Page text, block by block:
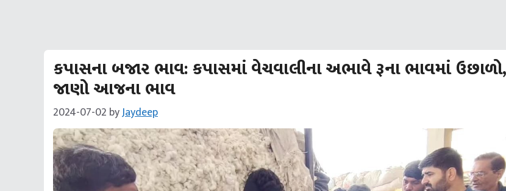
કપાસના બજાર ભાવ: કપાસમાં વેચવાલીના અભાવે રૂના ભાવમાં ઉછાળો,
જાણો આજના ભાવ
2024-07-02 byJaydeep